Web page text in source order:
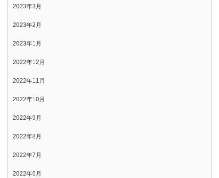
2023年3月
2023年2月
2023年1月
2022年12月
2022年11月
2022年10月
2022年9月
2022年8月
2022年7月
2022年6月